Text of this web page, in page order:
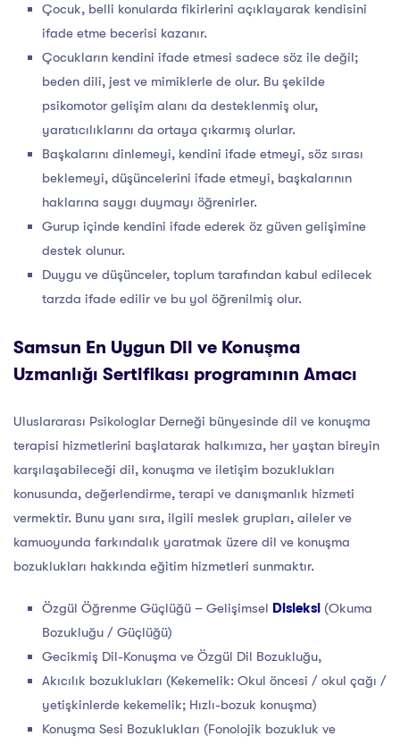
Çocuk, belli konularda fikirlerini açıklayarak kendisini
ifade etme becerisi kazanır.
Çocukların kendini ifade etmesi sadece söz ile değil;
beden dili, jest ve mimiklerle de olur. Bu şekilde
psikomotor gelişim alanı da desteklenmiş olur,
yaratıcılıklarını da ortaya çıkarmış olurlar.
Başkalarını dinlemeyi, kendini ifade etmeyi, söz sırası
beklemeyi, düşüncelerini ifade etmeyi, başkalarının
haklarına saygı duymayı öğrenirler.
Gurup içinde kendini ifade ederek öz güven gelişimine
destek olunur.
Duygu ve düşünceler, toplum tarafından kabul edilecek
tarzda ifade edilir ve bu yol öğrenilmiş olur.
Samsun En Uygun Dil ve Konuşma
Uzmanlığı Sertifikası programının Amacı
Uluslararası Psikologlar Derneği bünyesinde dil ve konuşma
terapisi hizmetlerini başlatarak halkımıza, her yaştan bireyin
karşılaşabileceği dil, konuşma ve iletişim bozuklukları
konusunda, değerlendirme, terapi ve danışmanlık hizmeti
vermektir. Bunu yanı sıra, ilgili meslek grupları, aileler ve
kamuoyunda farkındalık yaratmak üzere dil ve konuşma
bozuklukları hakkında eğitim hizmetleri sunmaktır.
Özgül Öğrenme Güçlüğü – Gelişimsel Disleksi (Okuma
Bozukluğu / Güçlüğü)
Gecikmiş Dil-Konuşma ve Özgül Dil Bozukluğu,
Akıcılık bozuklukları (Kekemelik: Okul öncesi / okul çağı /
yetişkinlerde kekemelik; Hızlı-bozuk konuşma)
Konuşma Sesi Bozuklukları (Fonolojik bozukluk ve